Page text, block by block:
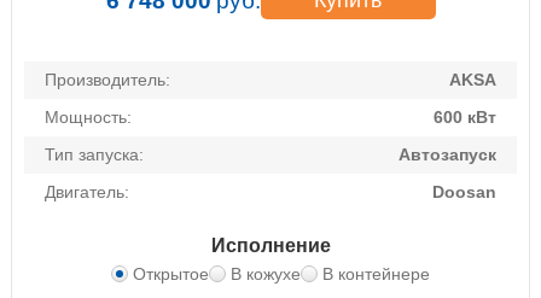
Производитель:
AKSA
Мощность:
600 кВт
Тип запуска:
Автозапуск
Двигатель:
Doosan
Исполнение
Открытое В кожухе В контейнере